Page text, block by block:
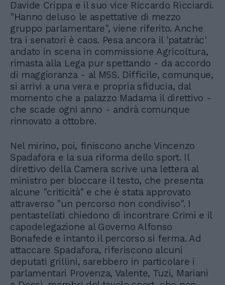
Davide Crippa e il suo vice Riccardo Ricciardi.
"Hanno deluso le aspettative di mezzo
gruppo parlamentare", viene riferito. Anche
tra i senatori è caos. Pesa ancora il 'patatràc'
andato in scena in commissione Agricoltura,
rimasta alla Lega pur spettando - da accordo
di maggioranza - al M5S. Difficile, comunque,
si arrivi a una vera e propria sfiducia, dal
momento che a palazzo Madama il direttivo -
che scade ogni anno - andrà comunque
rinnovato a ottobre.
Nel mirino, poi, finiscono anche Vincenzo
Spadafora e la sua riforma dello sport. Il
direttivo della Camera scrive una lettera al
ministro per bloccare il testo, che presenta
alcune "criticità" e che è stata approvato
attraverso "un percorso non condiviso". I
pentastellati chiedono di incontrare Crimi e il
capodelegazione al Governo Alfonso
Bonafede e intanto il percorso si ferma. Ad
attaccare Spadafora, riferiscono alcuni
deputati grillini, sarebbero in particolare i
parlamentari Provenza, Valente, Tuzi, Mariani